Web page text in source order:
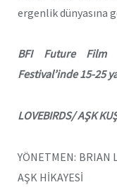
ergenlik dünyasına
BFI Future Film
Festival’inde 15-25
LOVEBIRDS/ AŞK
YÖNETMEN: BRIAN
AŞK HİKAYESİ